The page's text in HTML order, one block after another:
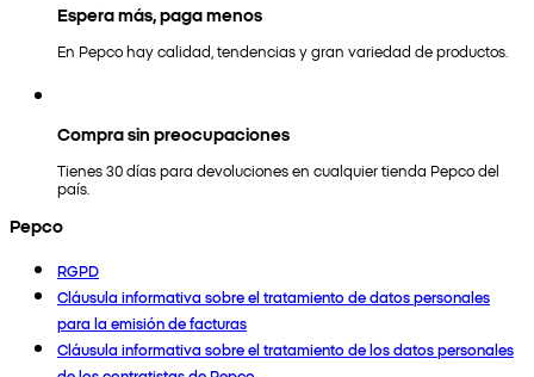
Espera más, paga menos
En Pepco hay calidad, tendencias y gran variedad de productos.
Compra sin preocupaciones
Tienes 30 días para devoluciones en cualquier tienda Pepco del
país.
Pepco
RGPD
Cláusula informativa sobre el tratamiento de datos personales
para la emisión de facturas
Cláusula informativa sobre el tratamiento de los datos personales